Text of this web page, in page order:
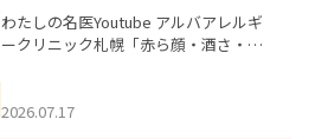
わたしの名医Youtube アルバアレルギ
ークリニック札幌「赤ら顔・酒さ・ニ
した。
2026.07.17